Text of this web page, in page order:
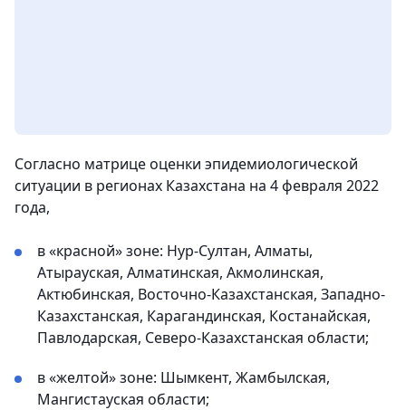
Согласно матрице оценки эпидемиологической
ситуации в регионах Казахстана на 4 февраля 2022
года,
в «красной» зоне: Нур-Султан, Алматы,
Атырауская, Алматинская, Акмолинская,
Актюбинская, Восточно-Казахстанская, Западно-
Казахстанская, Карагандинская, Костанайская,
Павлодарская, Северо-Казахстанская области;
в «желтой» зоне: Шымкент, Жамбылская,
Мангистауская области;